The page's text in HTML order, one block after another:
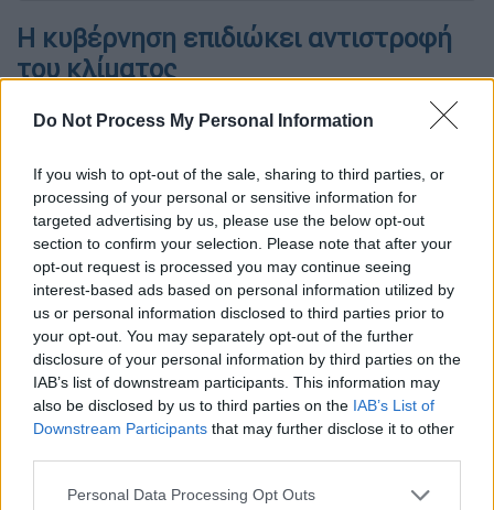
Do Not Process My Personal Information
If you wish to opt-out of the sale, sharing to third parties, or
processing of your personal or sensitive information for
targeted advertising by us, please use the below opt-out
section to confirm your selection. Please note that after your
opt-out request is processed you may continue seeing
interest-based ads based on personal information utilized by
us or personal information disclosed to third parties prior to
your opt-out. You may separately opt-out of the further
disclosure of your personal information by third parties on the
IAB’s list of downstream participants. This information may
also be disclosed by us to third parties on the IAB’s List of
Downstream Participants that may further disclose it to other
Please note that this website/app uses one or more Google
Personal Data Processing Opt Outs
Η κυβέρνηση επιδιώκει αντιστροφή
του κλίματος
Υπό το πρίσμα αυτό η κυβέρνηση επιδιώκει
αποκομίσει οι Έλληνες πολίτες για τις
προθέσεις της ως προς τη λειτουργία του
ΕΣΥ. Γι’ αυτό αναμένεται το επόμενο
διάστημα να υπερτονίζει τον δημόσιο
χαρακτήρα του .
Πρόκειται για μία προσπάθειααντιστροφής
του κλίματος, καθώς οι πολίτες
εμφανίζονταιιδιαίτερα δυσαρεστημένοιμε
τοντρόπο που εξυπηρετούνταιστα δημόσια